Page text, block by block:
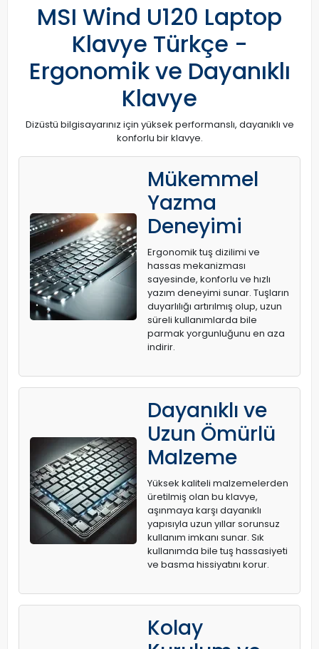
MSI Wind U120 Laptop
Klavye Türkçe -
Ergonomik ve Dayanıklı
Klavye
Dizüstü bilgisayarınız için yüksek performanslı, dayanıklı ve
konforlu bir klavye.
Mükemmel
Yazma
Deneyimi
Ergonomik tuş dizilimi ve
hassas mekanizması
sayesinde, konforlu ve hızlı
yazım deneyimi sunar. Tuşların
duyarlılığı artırılmış olup, uzun
süreli kullanımlarda bile
parmak yorgunluğunu en aza
indirir.
Dayanıklı ve
Uzun Ömürlü
Malzeme
Yüksek kaliteli malzemelerden
üretilmiş olan bu klavye,
aşınmaya karşı dayanıklı
yapısıyla uzun yıllar sorunsuz
kullanım imkanı sunar. Sık
kullanımda bile tuş hassasiyeti
ve basma hissiyatını korur.
Kolay